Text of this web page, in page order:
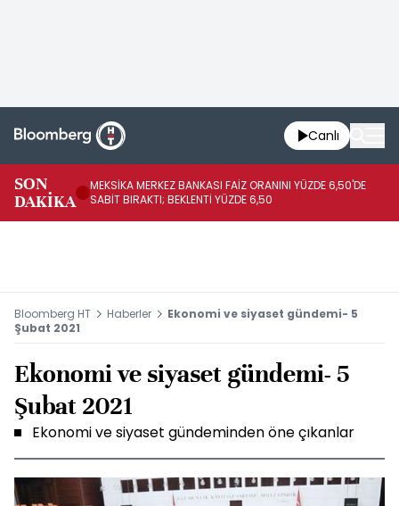
Canlı
SON
DAKİKA
MEKSİKA MERKEZ BANKASI FAİZ ORANINI YÜZDE 6,50'DE
SABİT BIRAKTI; BEKLENTİ YÜZDE 6,50
Bloomberg HT Haberler
Ekonomi ve siyaset gündemi- 5
Şubat 2021
Ekonomi ve siyaset gündemi- 5
Şubat 2021
Ekonomi ve siyaset gündeminden öne çıkanlar